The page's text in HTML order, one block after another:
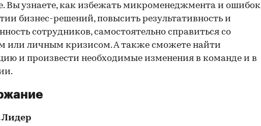
Вы узнаете, как избежать микроменеджмента и ошибок
бизнес-решений, повысить результативность и
сотрудников, самостоятельно справиться со
или личным кризисом. А также сможете найти
и произвести необходимые изменения в команде и в
Лидер